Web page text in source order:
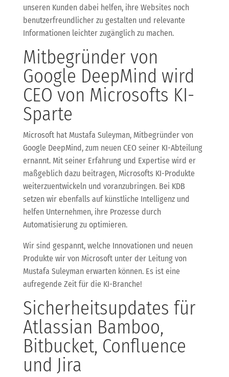
unseren Kunden dabei helfen, ihre Websites noch
benutzerfreundlicher zu gestalten und relevante
Informationen leichter zugänglich zu machen.
Mitbegründer von
Google DeepMind wird
CEO von Microsofts KI-
Sparte
Microsoft hat Mustafa Suleyman, Mitbegründer von
Google DeepMind, zum neuen CEO seiner KI-Abteilung
ernannt. Mit seiner Erfahrung und Expertise wird er
maßgeblich dazu beitragen, Microsofts KI-Produkte
weiterzuentwickeln und voranzubringen. Bei KDB
setzen wir ebenfalls auf künstliche Intelligenz und
helfen Unternehmen, ihre Prozesse durch
Automatisierung zu optimieren.
Wir sind gespannt, welche Innovationen und neuen
Produkte wir von Microsoft unter der Leitung von
Mustafa Suleyman erwarten können. Es ist eine
aufregende Zeit für die KI-Branche!
Sicherheitsupdates für
Atlassian Bamboo,
Bitbucket, Confluence
und Jira